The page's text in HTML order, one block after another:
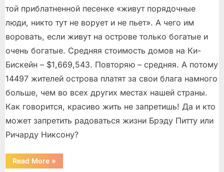
той приблатненной песенке «живут порядочные
люди, никто тут не ворует и не пьет». А чего им
воровать, если живут на острове только богатые и
очень богатые. Средняя стоимость домов на Ки-
Бискейн – $1,669,543. Повторяю – средняя. А потому
14497 жителей острова платят за свои блага намного
больше, чем во всех других местах нашей страны.
Как говорится, красиво жить не запретишь! Да и кто
может запретить радоваться жизни Брэду Питту или
Ричарду Никсону?
Read More“Остров
Ки-
»